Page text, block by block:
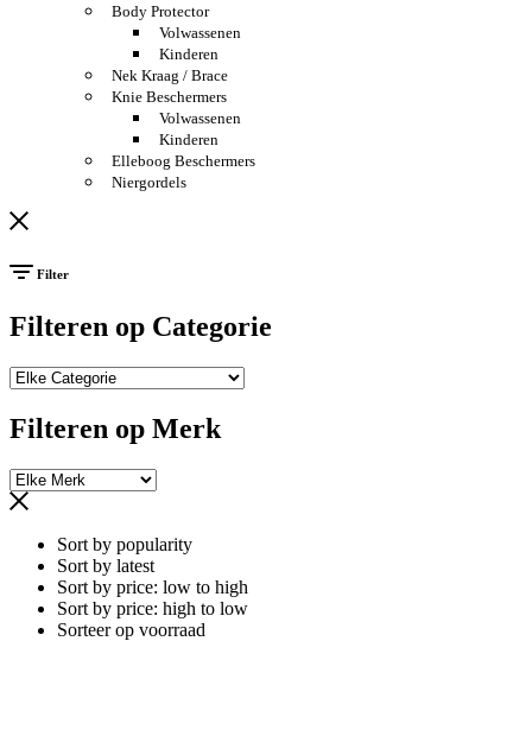
Body Protector
Volwassenen
Kinderen
Nek Kraag / Brace
Knie Beschermers
Volwassenen
Kinderen
Elleboog Beschermers
Niergordels
Filter
Filteren op Categorie
Filteren op Merk
Sort by popularity
Sort by latest
Sort by price: low to high
Sort by price: high to low
Sorteer op voorraad